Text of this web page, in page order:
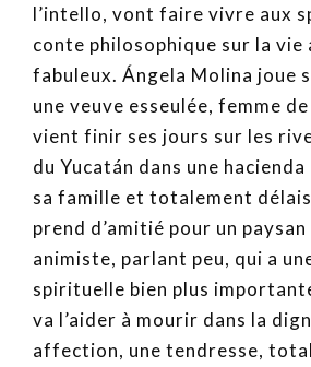
l’intello, vont faire vivre aux
conte philosophique sur la vie
fabuleux. Ángela Molina joue
une veuve esseulée, femme
vient finir ses jours sur les
du Yucatán dans une
sa famille et totalement
prend d’amitié pour un
animiste, parlant peu, qui a
spirituelle bien plus
va l’aider à mourir dans la
affection, une tendresse,